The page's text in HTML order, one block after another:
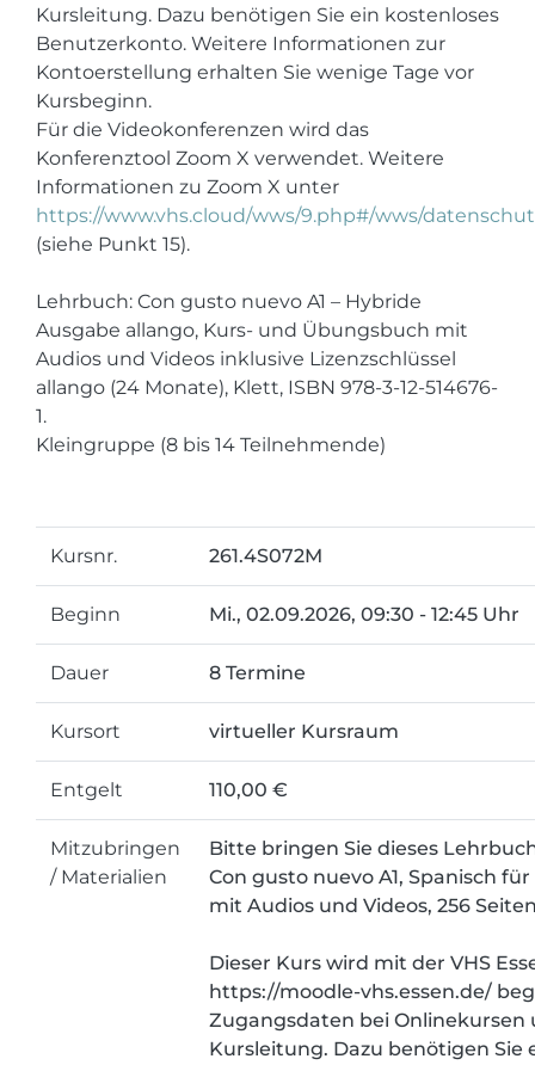
Kursleitung. Dazu benötigen Sie ein kostenloses
Benutzerkonto. Weitere Informationen zur
Kontoerstellung erhalten Sie wenige Tage vor
Kursbeginn.
Für die Videokonferenzen wird das
Konferenztool Zoom X verwendet. Weitere
Informationen zu Zoom X unter
https://www.vhs.cloud/wws/9.php#/wws/
(siehe Punkt 15).
Lehrbuch: Con gusto nuevo A1 – Hybride
Ausgabe allango, Kurs- und Übungsbuch mit
Audios und Videos inklusive Lizenzschlüssel
allango (24 Monate), Klett, ISBN 978-3-12-514676-
1.
Kleingruppe (8 bis 14 Teilnehmende)
Kursnr. 261.4S072M
Beginn Mi., 02.09.2026, 09:30 - 12:45 Uhr
Dauer 8 Termine
Kursort virtueller Kursraum
Entgelt 110,00 €
Mitzubringen
/ Materialien
Bitte bringen Sie dieses
Con gusto nuevo A1, Spanisch
mit Audios und Videos, 256
Dieser Kurs wird mit der VHS
https://moodle-vhs.essen.de/
Zugangsdaten bei
Kursleitung. Dazu benötigen Sie